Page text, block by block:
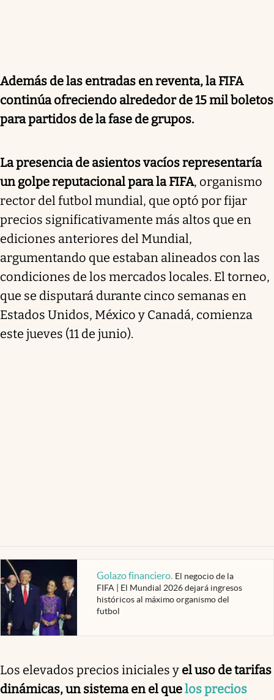
Además de las entradas en reventa, la FIFA
continúa ofreciendo alrededor de 15 mil boletos
para partidos de la fase de grupos.
La presencia de asientos vacíos representaría
un golpe reputacional para la FIFA, organismo
rector del futbol mundial, que optó por fijar
precios significativamente más altos que en
ediciones anteriores del Mundial,
argumentando que estaban alineados con las
condiciones de los mercados locales. El torneo,
que se disputará durante cinco semanas en
Estados Unidos, México y Canadá, comienza
este jueves (11 de junio).
Golazo financiero. El negocio de la
FIFA | El Mundial 2026 dejará ingresos
históricos al máximo organismo del
futbol
Los elevados precios iniciales y el uso de tarifas
dinámicas, un sistema en el quelos precios